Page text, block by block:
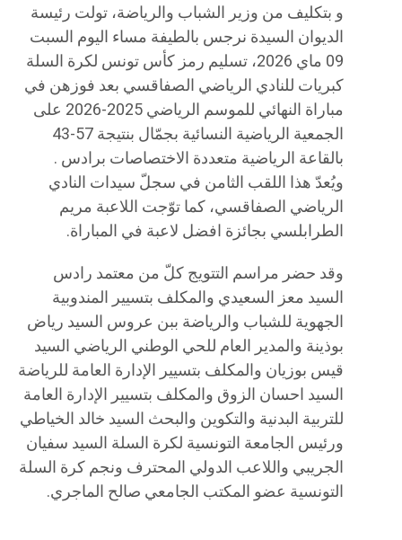
و بتكليف من وزير الشباب والرياضة، تولت رئيسة
الديوان السيدة نرجس بالطيفة مساء اليوم السبت
09 ماي 2026، تسليم رمز كأس تونس لكرة السلة
كبريات للنادي الرياضي الصفاقسي بعد فوزهن في
مباراة النهائي للموسم الرياضي 2025-2026 على
الجمعية الرياضية النسائية بجمّال بنتيجة 57-43
بالقاعة الرياضية متعددة الاختصاصات برادس .
ويُعدّ هذا اللقب الثامن في سجلّ سيدات النادي
الرياضي الصفاقسي، كما توّجت اللاعبة مريم
الطرابلسي بجائزة افضل لاعبة في المباراة.
وقد حضر مراسم التتويج كلّ من معتمد رادس
السيد معز السعيدي والمكلف بتسيير المندوبية
الجهوية للشباب والرياضة ببن عروس السيد رياض
بوذينة والمدير العام للحي الوطني الرياضي السيد
قيس بوزيان والمكلف بتسيير الإدارة العامة للرياضة
السيد احسان الزوق والمكلف بتسيير الإدارة العامة
للتربية البدنية والتكوين والبحث السيد خالد الخياطي
ورئيس الجامعة التونسية لكرة السلة السيد سفيان
الجريبي واللاعب الدولي المحترف ونجم كرة السلة
التونسية عضو المكتب الجامعي صالح الماجري.